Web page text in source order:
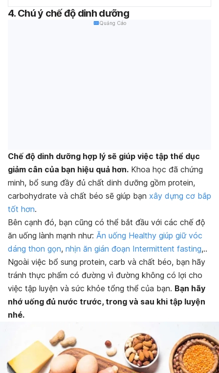
4. Chú ý chế độ dinh dưỡng
Quảng Cáo
Chế độ dinh dưỡng hợp lý sẽ giúp việc tập thể dục
giảm cân của bạn hiệu quả hơn. Khoa học đã chứng
minh, bổ sung đầy đủ chất dinh dưỡng gồm protein,
carbohydrate và chất béo sẽ giúp bạn xây dựng cơ bắp
tốt hơn.
Bên cạnh đó, bạn cũng có thể bắt đầu với các chế độ
ăn uống lành mạnh như: Ăn uống Healthy giúp giữ vóc
dáng thon gọn, nhịn ăn gián đoạn Intermittent fasting,..
Ngoài việc bổ sung protein, carb và chất béo, bạn hãy
tránh thực phẩm có đường vì đường không có lợi cho
việc tập luyện và sức khỏe tổng thể của bạn. Bạn hãy
nhớ uống đủ nước trước, trong và sau khi tập luyện
nhé.